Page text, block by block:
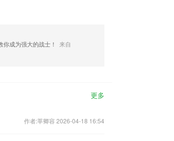
成为强大的战士！
来自
更多
作者:莘卿容 2026-04-18 16:54